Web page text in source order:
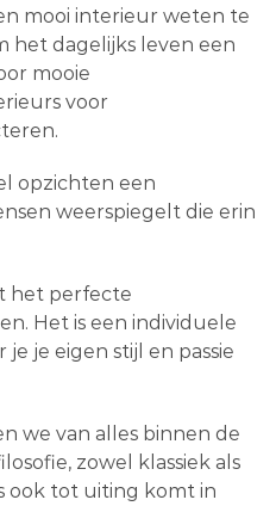
mooi interieur weten te
het dagelijks leven een
mooie
voor
opzichten een
weerspiegelt die erin
het perfecte
Het is een individuele
je eigen stijl en passie
we van alles binnen de
zowel klassiek als
ook tot uiting komt in